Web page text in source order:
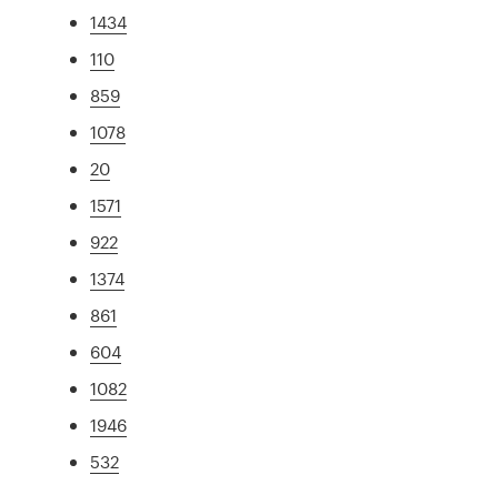
1434
110
859
1078
20
1571
922
1374
861
604
1082
1946
532